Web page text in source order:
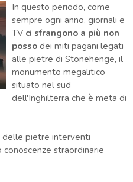
In questo periodo, come
sempre ogni anno, giornali e
TV ci sfrangono a più non
possodei miti pagani legati
alle pietre di Stonehenge, il
monumento megalitico
situato nel sud
dell'Inghilterra che è meta di
delle pietre interventi
straordinarie